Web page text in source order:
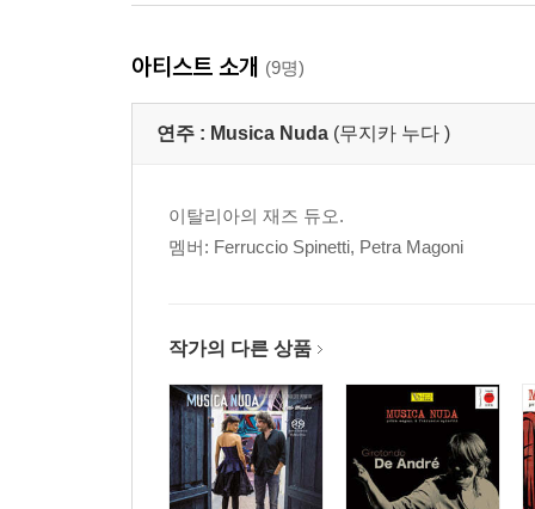
아티스트 소개 (9명)
연주 : Musica Nuda (무지카 누다 )
이탈리아의 재즈 듀오.
멤버: Ferruccio Spinetti, Petra Magoni
작가의 다른 상품